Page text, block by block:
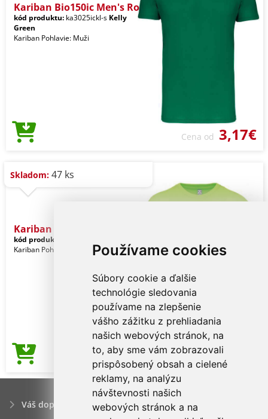
Používame cookies
Súbory cookie a ďalšie
technológie sledovania
používame na zlepšenie
vášho zážitku z prehliadania
našich webových stránok, na
to, aby sme vám zobrazovali
prispôsobený obsah a cielené
reklamy, na analýzu
návštevnosti našich
webových stránok a na
Kariban Bio150ic Men's Ro
kód produktu: ka3025ickl-s Kelly
Green
Kariban Pohlavie: Muži
Cena od 3,17€
Skladom: 47 ks
Kariban Bio150ic Men's Ro
kód produktu:
Kariban Pohlavie: Muži
Cena od 3,17€
Váš dopyt